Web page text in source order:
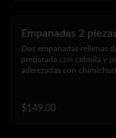
Empanadas 2 piezas
Dos empanadas rellenas
preparada con cebolla y
aderezadas con
$149.00